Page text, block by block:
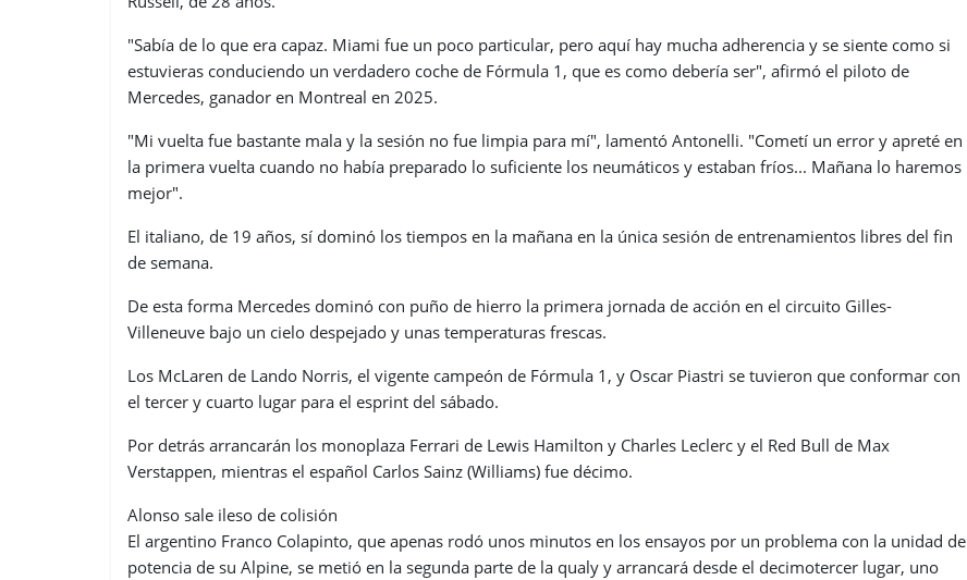
"Sabía de lo que era capaz. Miami fue un poco particular, pero aquí hay mucha adherencia y se siente como si
estuvieras conduciendo un verdadero coche de Fórmula 1, que es como debería ser", afirmó el piloto de
Mercedes, ganador en Montreal en 2025.
"Mi vuelta fue bastante mala y la sesión no fue limpia para mí", lamentó Antonelli. "Cometí un error y apreté en
la primera vuelta cuando no había preparado lo suficiente los neumáticos y estaban fríos... Mañana lo haremos
mejor".
El italiano, de 19 años, sí dominó los tiempos en la mañana en la única sesión de entrenamientos libres del fin
de semana.
De esta forma Mercedes dominó con puño de hierro la primera jornada de acción en el circuito Gilles-
Villeneuve bajo un cielo despejado y unas temperaturas frescas.
Los McLaren de Lando Norris, el vigente campeón de Fórmula 1, y Oscar Piastri se tuvieron que conformar con
el tercer y cuarto lugar para el esprint del sábado.
Por detrás arrancarán los monoplaza Ferrari de Lewis Hamilton y Charles Leclerc y el Red Bull de Max
Verstappen, mientras el español Carlos Sainz (Williams) fue décimo.
Alonso sale ileso de colisión
El argentino Franco Colapinto, que apenas rodó unos minutos en los ensayos por un problema con la unidad de
potencia de su Alpine, se metió en la segunda parte de la qualy y arrancará desde el decimotercer lugar, uno